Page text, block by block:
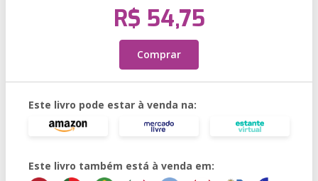
R$ 54,75
Comprar
Este livro pode estar à venda na:
Este livro também está à venda em: